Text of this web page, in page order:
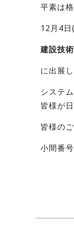
平素は
12月4
建設技
に出展し
システ
皆様が
皆様の
小間番